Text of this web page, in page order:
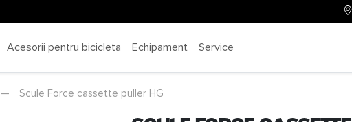
Acesorii pentru bicicleta Echipament Service
— Scule Force cassette puller HG